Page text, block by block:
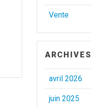
Vente
ARCHIVES
avril 2026
juin 2025